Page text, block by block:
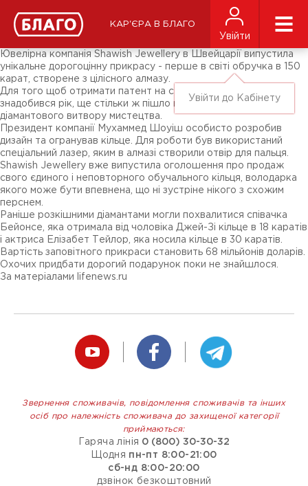
КАР'ЄРА В БЛАГО
Увійти
Увійти до Кабінету
ЗМІ про нас
Підписники соц-мереж
Ярмарки
Ювелірна компанія Shawish Jewellery в Швейцарії випустила
унікальне дорогоцінну прикрасу - перше в світі обручка в 150
карат, створене з цілісного алмазу.
Для того щоб отримати патент на створення виробу, фірмі
знадобився рік, ще стільки ж пішло на виготовлення
діамантового витвору мистецтва.
Президент компанії Мухаммед Шоуіш особисто розробив
дизайн та огранував кільце. Для роботи був використаний
спеціальний лазер, яким в алмазі створили отвір для пальця.
Shawish Jewellery вже випустила оголошення про продаж
свого єдиного і неповторного обучального кільця, володарка
якого може бути впевнена, що ні зустріне нікого з схожим
перснем.
Раніше розкішними діамантами могли похвалитися співачка
Бейонсе, яка отримала від чоловіка Джей-Зі кільце в 18 каратів
і актриса Елізабет Тейлор, яка носила кільце в 30 каратів.
Вартість заповітного прикраси становить 68 мільйонів доларів.
Охочих придбати дорогий подарунок поки не знайшлося.
За матеріалами lifenews.ru
Звернення споживачів, повідомлення споживачів та інших
осіб про належність споживача до захищеної категорії
приймаються:
Гаряча лінія 0 (800) 30-30-32
Щодня пн-пт 8:00-21:00
сб-нд 8:00-20:00
дзвінок безкоштовний